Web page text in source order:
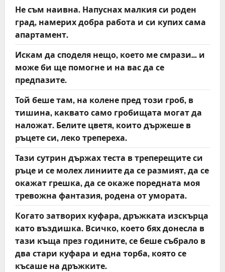
Не съм наивна. Напуснах малкия си роден
град, намерих добра работа и си купих сама
апартамент.
Искам да споделя нещо, което ме смрази… и
може би ще помогне и на вас да се
предпазите.
Той беше там, на колене пред този гроб, в
тишина, каквато само гробищата могат да
наложат. Белите цветя, които държеше в
ръцете си, леко трепереха.
Тази сутрин държах теста в треперещите си
ръце и се молех линиите да се размият, да се
окажат грешка, да се окаже поредната моя
тревожна фантазия, родена от умората.
Когато затворих куфара, дръжката изскърца
като въздишка. Всичко, което бях донесла в
тази къща през годините, се беше събрало в
два стари куфара и една торба, която се
късаше на дръжките.